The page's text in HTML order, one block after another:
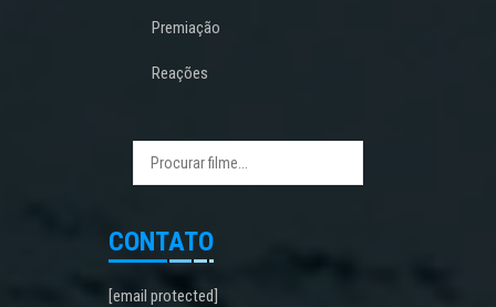
Premiação
Reações
CONTATO
[email protected]